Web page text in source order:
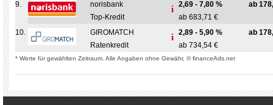
9.
norisbank
Top-Kredit
2,69 - 7,80 %
ab 683,71 €
ab
10.
GIROMATCH
Ratenkredit
2,89 - 5,90 %
ab 734,54 €
ab
* Werte für gewählten Zeitraum. Alle Angaben ohne Gewähr, © financeAds.net